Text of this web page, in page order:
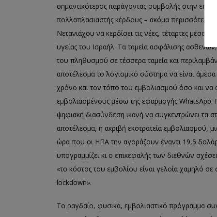
σημαντικότερος παράγοντας συμβολής στην
πολλαπλασιαστής κέρδους – ακόμα
Νετανιάχου να κερδίσει τις νέες, τέταρτες μέσα
υγείας του Ισραήλ. Τα ταμεία ασφάλισης
του πληθυσμού σε τέσσερα ταμεία και
αποτέλεσμα το λογισμικό σύστημα να είναι
χρόνο και τον τόπο του εμβολιασμού όσο και να
εμβολιασμένους μέσω της εφαρμογής WhatsApp.
ψηφιακή διασύνδεση ικανή να συγκεντρώνει τα
αποτέλεσμα, η ακριβή εκστρατεία εμβολιασμού,
ώρα που οι ΗΠΑ την αγοράζουν έναντι 19,5
υπογραμμίζει κι ο επικεφαλής των διεθνών
«το κόστος του εμβολίου είναι γελοία χαμηλό
lockdown».
Το ραγδαίο, φυσικά, εμβολιαστικό πρόγραμμα